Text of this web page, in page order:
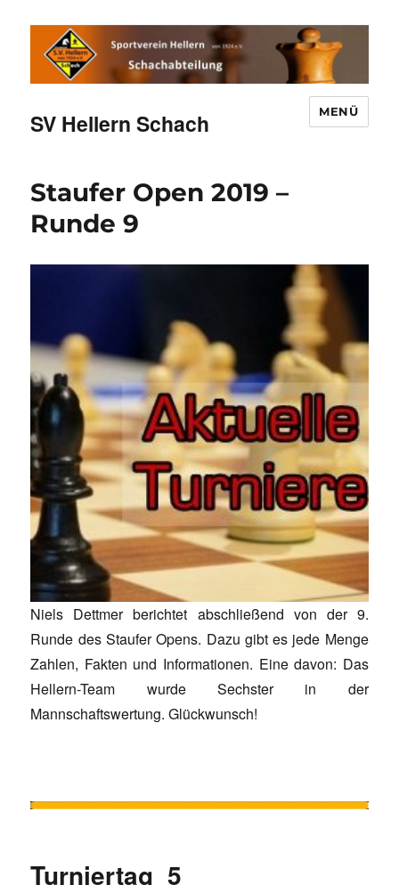
SV Hellern Schach MENÜ
Staufer Open 2019 –
Runde 9
Niels Dettmer berichtet abschließend von der 9.
Runde des Staufer Opens. Dazu gibt es jede Menge
Zahlen, Fakten und Informationen. Eine davon: Das
Hellern-Team wurde Sechster in der
Mannschaftswertung. Glückwunsch!
Turniertag 5